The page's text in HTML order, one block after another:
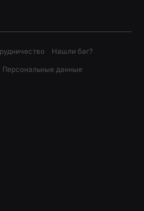
Нашли баг?
Персональные данные